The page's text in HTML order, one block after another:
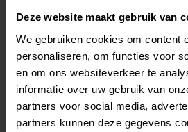
Deze website maakt gebruik van
We gebruiken cookies om content
personaliseren, om functies voor
en om ons websiteverkeer te
informatie over uw gebruik van
partners voor social media,
partners kunnen deze gegevens
snellere professionele groei,
positieve invloed op de
en de leerresultaten van
zorgt voor meer
prestaties. Bovendien kan
voorkomen dat leraren